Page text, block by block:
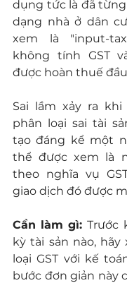
dụng tức là đã
dạng nhà ở dân
xem là "input-
không tính GST
được hoàn thuế
Sai lầm xảy ra
phân loại sai tài
tạo đáng kể một
thể được xem là
theo nghĩa vụ
giao dịch đó được
Cần làm gì: Trước
kỳ tài sản nào, hãy
loại GST với kế
bước đơn giản này